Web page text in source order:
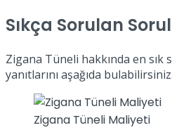
Sıkça Sorulan
Zigana Tüneli hakkında en sık
yanıtlarını aşağıda bulabilirsiniz.
Zigana Tüneli Maliyeti